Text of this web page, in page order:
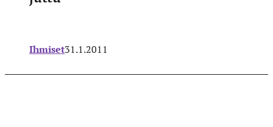
Ihmiset31.1.2011